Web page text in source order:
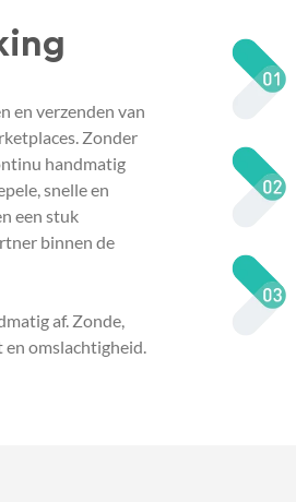
en verzenden van
Zonder
handmatig
snelle en
een stuk
binnen de
af. Zonde,
omslachtigheid.